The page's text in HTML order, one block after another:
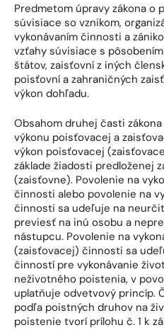
Predmetom úpravy zákona o
súvisiace so vznikom,
vykonávaním činnosti a
vzťahy súvisiace s
štátov, zaisťovní z iných
poisťovní a zahraničných
výkon dohľadu.
Obsahom druhej časti
výkonu poisťovacej a
výkon poisťovacej
základe žiadosti predloženej
(zaisťovne). Povolenie na
činnosti alebo povolenie na
činnosti sa udeľuje na
previesť na inú osobu a
nástupcu. Povolenie na
(zaisťovacej) činnosti sa
činností pre vykonávanie
neživotného poistenia, v
uplatňuje odvetvový princíp.
podľa poistných druhov na
poistenie tvorí prílohu č. 1 k